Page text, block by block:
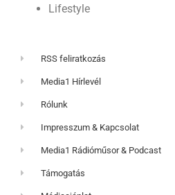
Lifestyle
RSS feliratkozás
Media1 Hírlevél
Rólunk
Impresszum & Kapcsolat
Media1 Rádióműsor & Podcast
Támogatás